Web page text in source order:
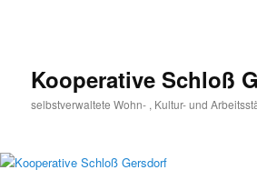
Kooperative Schloß
selbstverwaltete Wohn- , Kultur- und